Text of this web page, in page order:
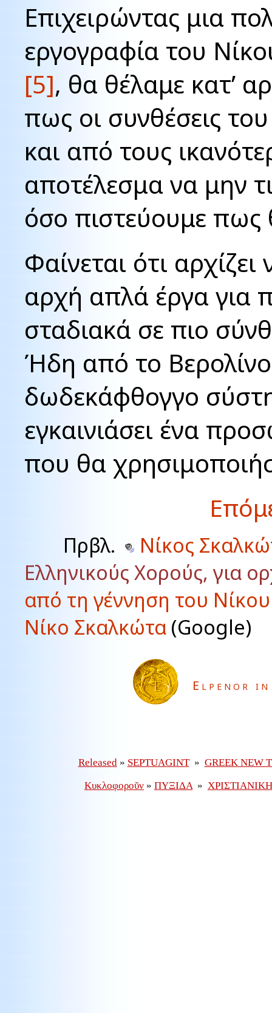
Επιχειρώντας μια
εργογραφία του
[5], θα θέλαμε κατ’
πως οι συνθέσεις
και από τους
αποτέλεσμα να μην
όσο πιστεύουμε πως
Φαίνεται ότι
αρχή απλά έργα για
σταδιακά σε πιο
Ήδη από το Βερολίνο
δωδεκάφθογγο
εγκαινιάσει ένα
που θα
Πρβλ.
Νίκος
Ελληνικούς Χορούς, για
από τη γέννηση του
Νίκο Σκαλκώτα (Google)
Elpenor